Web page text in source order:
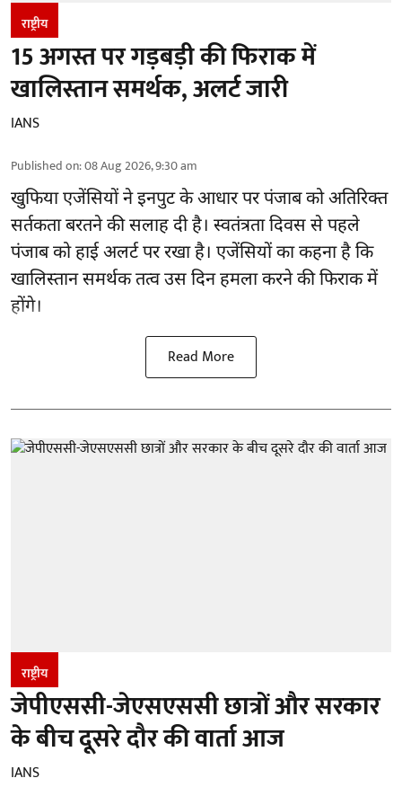
राष्ट्रीय
15 अगस्त पर गड़बड़ी की फिराक में
खालिस्तान समर्थक, अलर्ट जारी
IANS
Published on:08 Aug 2026, 9:30 am
खुफिया एजेंसियों ने इनपुट के आधार पर पंजाब को अतिरिक्त
सर्तकता बरतने की सलाह दी है। स्वतंत्रता दिवस से पहले
पंजाबको हाई अलर्ट पर रखा है। एजेंसियों का कहना है कि
खालिस्तान समर्थक तत्व उस दिन हमला करने की फिराक में
होंगे।
Read More
राष्ट्रीय
जेपीएससी-जेएसएससी छात्रों और सरकार
के बीच दूसरे दौर की वार्ता आज
IANS